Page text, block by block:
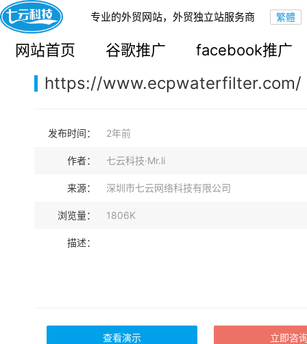
专业的外贸网站，外贸独立站服务商
网站首页 谷歌推广 facebook推广
您的当前位置： 网站首页>案例展示>B2B外贸独立站
https://www.ecpwaterfilter.com/
发布时间： 2年前
作者： 七云科技·Mr.li
来源： 深圳市七云网络科技有限公司
浏览量： 1806K
描述：
查看演示 立即咨